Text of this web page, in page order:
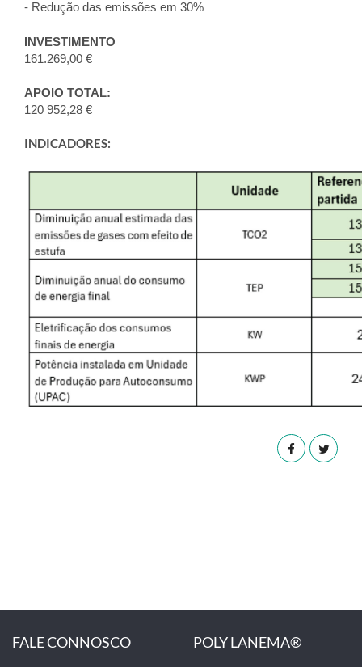
- Redução das emissões em 30%
INVESTIMENTO
161.269,00 €
APOIO TOTAL:
120 952,28 €
INDICADORES:
FALE CONNOSCO POLY LANEMA®